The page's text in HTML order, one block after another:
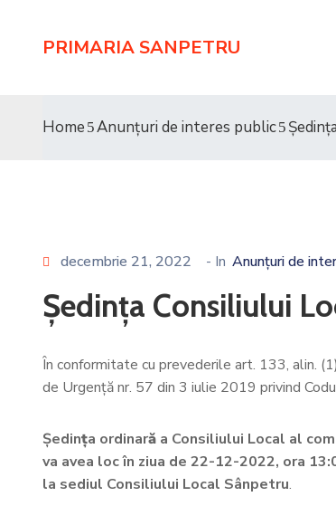
PRIMARIA SANPETRU
Home Anunțuri de interes public
decembrie 21, 2022 - In Anunțuri de
Ședința Consiliului
În conformitate cu prevederile art. 133, alin.
de Urgenţă nr. 57 din 3 iulie 2019 privind
Ședința ordinară a Consiliului Local al
va avea loc în ziua de 22-12-2022, ora
la sediul Consiliului Local Sânpetru.